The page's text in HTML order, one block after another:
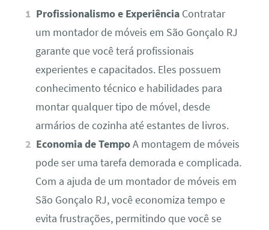
Profissionalismo e Experiência Contratar
um montador de móveis em São Gonçalo RJ
garante que você terá profissionais
experientes e capacitados. Eles possuem
conhecimento técnico e habilidades para
montar qualquer tipo de móvel, desde
armários de cozinha até estantes de livros.
Economia de TempoA montagem de móveis
pode ser uma tarefa demorada e complicada.
Com a ajuda de um montador de móveis em
São Gonçalo RJ, você economiza tempo e
evita frustrações, permitindo que você se